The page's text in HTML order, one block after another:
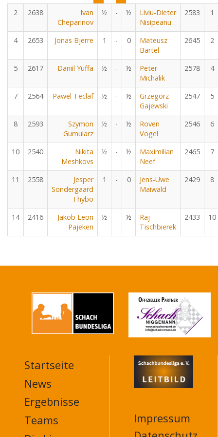
2 2638
Ivan
Cheparinov
½ - ½
Liviu-Dieter
Nisipeanu
2583 1
4 2653 Jonas Bjerre 1 - 0
Mateusz
Bartel
2645 2
5 2617 Daniil Yuffa ½ - ½
Peter
Michalik
2578 4
7 2564 Pawel Teclaf ½ - ½
Grzegorz
Gajewski
2547 5
8 2593
Szymon
Gumularz
½ - ½
Roven
Vogel
2546 6
10 2540
Nikita
Meshkovs
½ - ½
Maximilian
Neef
2465 7
11 2558
Jesper
Sondergaard
Thybo
1 - 0
Jens-Uwe
Maiwald
2429 8
14 2416
Jakob Leon
Pajeken
½ - ½
Raj
Tischbierek
2433 10
MAIN
NAVIGATION
FOOTER
Startseite
News
Ergebnisse
Teams
Impressum